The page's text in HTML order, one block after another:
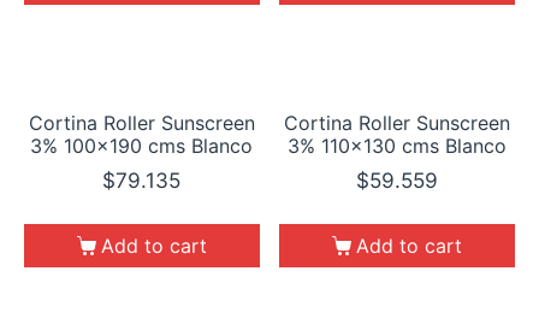
Cortina Roller Sunscreen
3% 100×190 cms Blanco
$79.135
Add to cart
Cortina Roller Sunscreen
3% 110×130 cms Blanco
$59.559
Add to cart